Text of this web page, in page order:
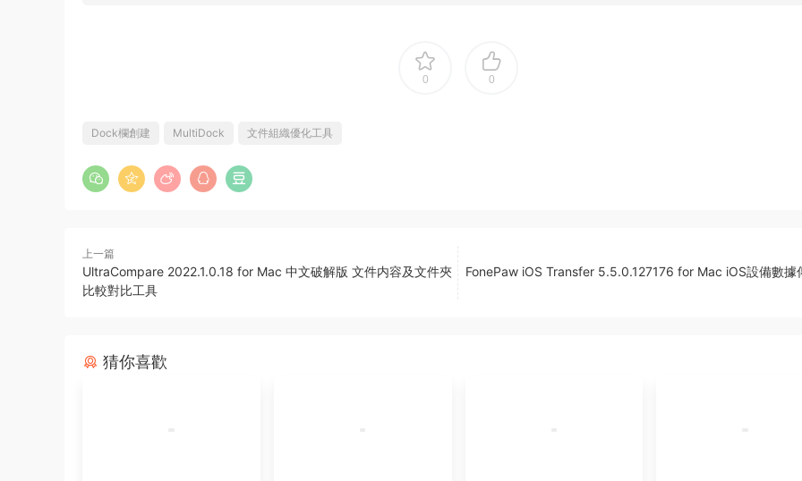
0 0
Dock欄創建 MultiDock 文件組織優化工具
上一篇
UltraCompare 2022.1.0.18 for Mac 中文破解版 文件内容及文件夾
比較對比工具
FonePaw iOS Transfer 5.5.0.127176 for Mac iOS設備數據
猜你喜歡